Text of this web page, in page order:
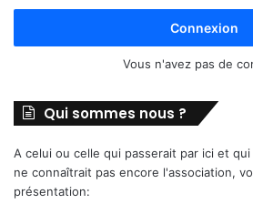
Connexion
Vous n'avez pas de
Qui sommes nous ?
A celui ou celle qui passerait par ici et
ne connaîtrait pas encore l'association,
présentation: